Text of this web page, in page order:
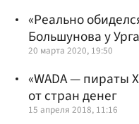
«Реально
Большунова у
20 марта 2020, 19:50
«WADA — пираты
от стран денег
15 апреля 2018, 11:16